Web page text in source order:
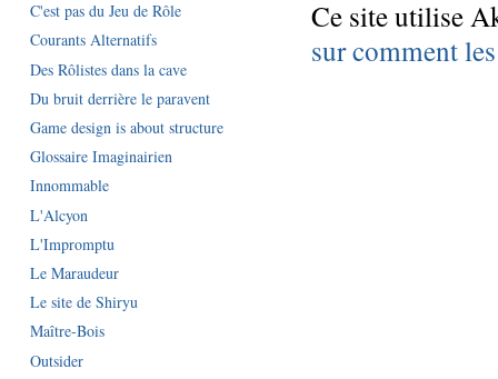
Ce site utilise
sur comment
C'est pas du Jeu de Rôle
Courants Alternatifs
Des Rôlistes dans la cave
Du bruit derrière le paravent
Game design is about structure
Glossaire Imaginairien
Innommable
L'Alcyon
L'Impromptu
Le Maraudeur
Le site de Shiryu
Maître-Bois
Outsider